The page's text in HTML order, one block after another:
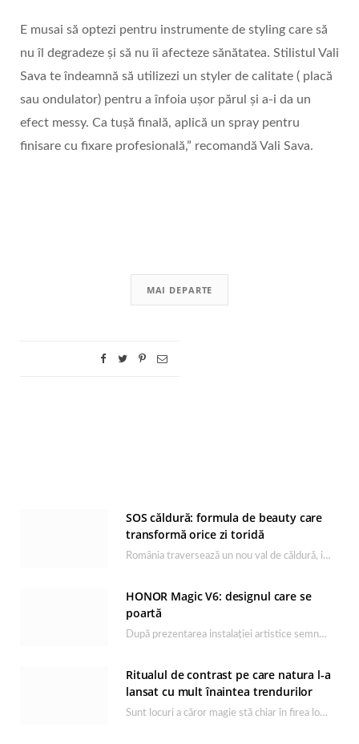
E musai să optezi pentru instrumente de styling care să
nu îl degradeze și să nu îi afecteze sănătatea. Stilistul Vali
Sava te îndeamnă să utilizezi un styler de calitate ( placă
sau ondulator) pentru a înfoia ușor părul și a-i da un
efect messy. Ca tușă finală, aplică un spray pentru
finisare cu fixare profesională,” recomandă Vali Sava.
MAI DEPARTE
SOS căldură: formula de beauty care
transformă orice zi toridă
România traversează un nou val de căldură, iar rutina de îngrijire capătă un rol esențial…
HONOR Magic V6: designul care se
poartă
După prezentarea instalației artistice semnată de Catrinel Săbăciag în cadrul evenimentului de lansare HONOR Magic…
Ritualul de contrast pe care natura l-a
lansat cu mult înaintea trendurilor
Sunt locuri a căror magie stă chiar în firea lor naturală, iar Lacul Ursu din…